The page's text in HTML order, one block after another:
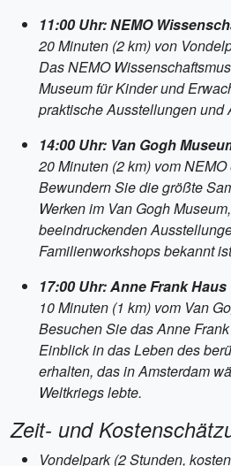
11:00 Uhr: NEMO
20 Minuten (2 km) von
Das NEMO
Museum für Kinder und
praktische Ausstellungen und
14:00 Uhr: Van Gogh
20 Minuten (2 km) vom NEMO
Bewundern Sie die größte
Werken im Van Gogh
beeindruckenden
Familienworkshops bekannt
17:00 Uhr: Anne Frank Haus
10 Minuten (1 km) vom Van
Besuchen Sie das Anne
Einblick in das Leben des
erhalten, das in Amsterdam
Weltkriegs lebte.
Zeit- und
Vondelpark (2 Stunden,